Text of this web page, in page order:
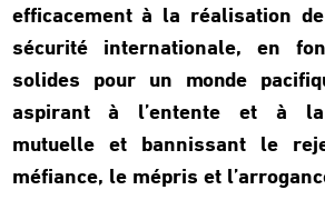
efficacement à la réalisation
sécurité internationale, en
solides pour un monde
aspirant à l’entente et à la
mutuelle et bannissant le
méfiance, le mépris et